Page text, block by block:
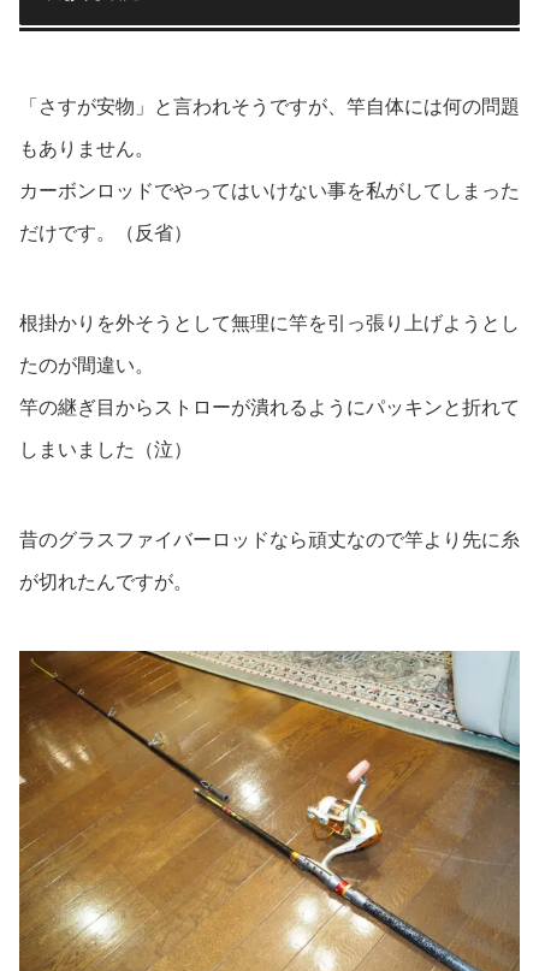
「さすが安物」と言われそうですが、竿自体には何の問題
もありません。
カーボンロッドでやってはいけない事を私がしてしまった
だけです。（反省）
根掛かりを外そうとして無理に竿を引っ張り上げようとし
たのが間違い。
竿の継ぎ目からストローが潰れるようにパッキンと折れて
しまいました（泣）
昔のグラスファイバーロッドなら頑丈なので竿より先に糸
が切れたんですが。